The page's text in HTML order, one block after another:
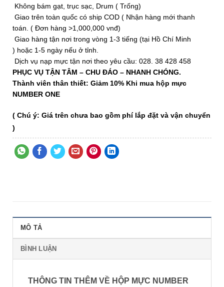
Không bám gạt, trục sạc, Drum ( Trống)
Giao trên toàn quốc có ship COD ( Nhận hàng mới thanh
toán. ( Đơn hàng >1,000,000 vnđ)
Giao hàng tận nơi trong vòng 1-3 tiếng (tại Hồ Chí Minh
) hoặc 1-5 ngày nếu ở tỉnh.
Dịch vụ nạp mực tận nơi theo yêu cầu: 028. 38 428 458
PHỤC VỤ TẬN TÂM – CHU ĐÁO – NHANH CHÓNG.
Thành viên thân thiết: Giảm 10% Khi mua hộp mực
NUMBER ONE
( Chú ý: Giá trên chưa bao gồm phí lắp đặt và vận chuyển
)
MÔ TẢ
BÌNH LUẬN
THÔNG TIN THÊM VỀ HỘP MỰC NUMBER